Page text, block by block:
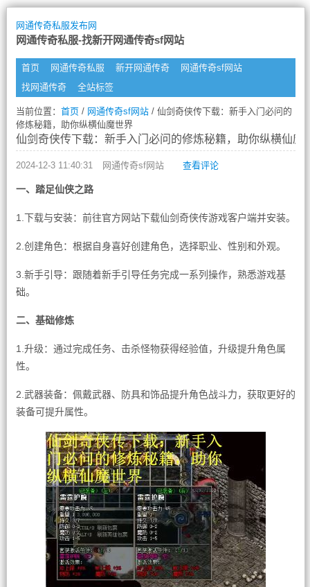
网通传奇私服发布网
网通传奇私服-找新开网通传奇sf网站
首页 网通传奇私服 新开网通传奇
网通传奇sf网站
找网通传奇
全站标签
当前位置： 首页/ 网通传奇sf网站/ 仙剑奇侠传下载：新手入门必问的
修炼秘籍，助你纵横仙魔世界
仙剑奇侠传下载：新手入门必问的修炼秘籍，助你纵横仙魔
2024-12-3 11:40:31 网通传奇sf网站 查看评论
一、踏足仙侠之路
1.下载与安装：前往官方网站下载仙剑奇侠传游戏客户端并安装。
2.创建角色：根据自身喜好创建角色，选择职业、性别和外观。
3.新手引导：跟随着新手引导任务完成一系列操作，熟悉游戏基
础。
二、基础修炼
1.升级：通过完成任务、击杀怪物获得经验值，升级提升角色属
性。
2.武器装备：佩戴武器、防具和饰品提升角色战斗力，获取更好的
装备可提升属性。